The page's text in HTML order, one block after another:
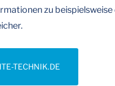
zu
TECHNIK.DE